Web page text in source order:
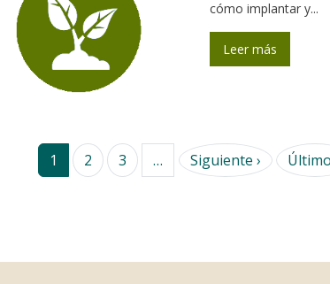
cómo implantar y...
Leer más
1 2 3 … Siguiente › Siguiente